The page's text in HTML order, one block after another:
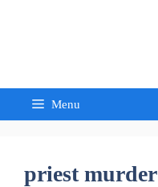
Menu
priest murder